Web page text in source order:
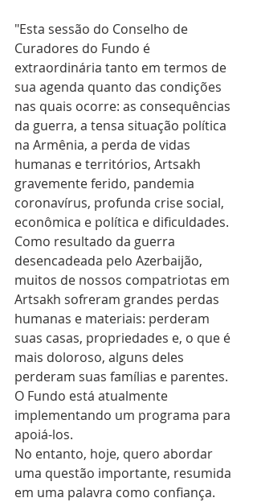
"Esta sessão do Conselho de
Curadores do Fundo é
extraordinária tanto em termos de
sua agenda quanto das condições
nas quais ocorre: as consequências
da guerra, a tensa situação política
na Armênia, a perda de vidas
humanas e territórios, Artsakh
gravemente ferido, pandemia
coronavírus, profunda crise social,
econômica e política e dificuldades.
Como resultado da guerra
desencadeada pelo Azerbaijão,
muitos de nossos compatriotas em
Artsakh sofreram grandes perdas
humanas e materiais: perderam
suas casas, propriedades e, o que é
mais doloroso, alguns deles
perderam suas famílias e parentes.
O Fundo está atualmente
implementando um programa para
apoiá-los.
No entanto, hoje, quero abordar
uma questão importante, resumida
em uma palavra como confiança.